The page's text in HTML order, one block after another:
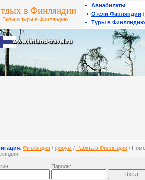
в Финляндии
Визы и туры в Финляндию
Авиабилеты
Отели Финляндии
Туры в Финляндию
: Финляндия / форум / Работа в Финляндии /
Пароль: